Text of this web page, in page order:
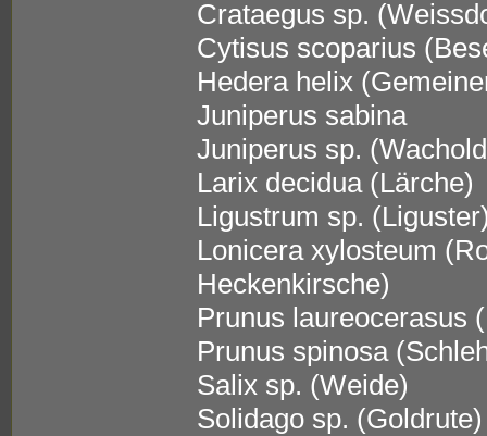
Crataegus sp.
Cytisus scoparius
Hedera helix
Juniperus sabina
Juniperus sp.
Larix decidua (Lärche)
Ligustrum sp.
Lonicera xylosteum
Heckenkirsche)
Prunus laureocerasus
Prunus spinosa
Salix sp. (Weide)
Solidago sp. (Goldrute)